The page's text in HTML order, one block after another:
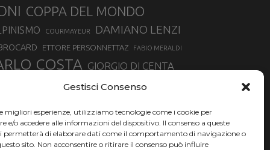
Gestisci Consenso
migliori esperienze, utilizziamo tecnologie come i cookie per
e/o accedere alle informazioni del dispositivo. Il consenso a queste
permetterà di elaborare dati come il comportamento di navigazione o
sito. Non acconsentire o ritirare il consenso può influire
COPPA DEL MONDO
COURMAYEUR DAMIANO LENZI
ETTORE PERSONNETTAZ FABIO MERALDI
COSTA GIORGIO DI CENTA
LUCA MATTEOTTI MADONNA DI CAMPIGLIO
NAZIONALE DI SCIALPINISMO NORVEGIA
PSL RAFFAELLA TEMPESTA